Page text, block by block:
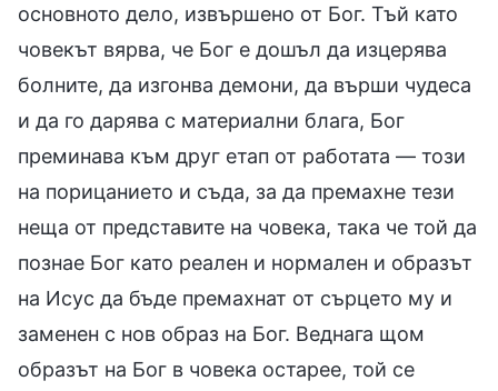
основното дело, извършено от Бог. Тъй като
човекът вярва, че Бог е дошъл да изцерява
болните, да изгонва демони, да върши чудеса
и да го дарява с материални блага, Бог
преминава към друг етап от работата — този
на порицанието и съда, за да премахне тези
неща от представите на човека, така че той да
познае Бог като реален и нормален и образът
на Исус да бъде премахнат от сърцето му и
заменен с нов образ на Бог. Веднага щом
образът на Бог в човека остарее, той се